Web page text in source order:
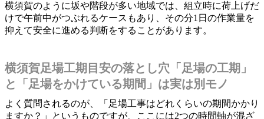
横須賀のように坂や階段が多い地域では、組立時に荷上げだ
けで午前中がつぶれるケースもあり、その分1日の作業量を
抑えて安全に進める判断をすることがあります。
横須賀足場工期目安の落とし穴「足場の工期」
と「足場をかけている期間」は実は別モノ
よく質問されるのが、「足場工事はどれくらいの期間かかり
ますか？」というものですが、ここには2つの時間軸が混ざ